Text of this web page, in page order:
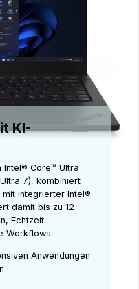
KI-
Intel® Core™ Ultra
7), kombiniert
mit integrierter Intel®
damit bis zu 12
Echtzeit-
Workflows.
Anwendungen